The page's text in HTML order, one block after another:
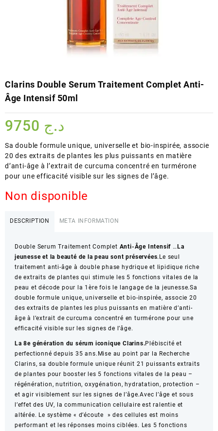
Clarins Double Serum Traitement Complet Anti-
Âge Intensif 50ml
د.ج
Sa double formule unique, universelle et bio-inspirée, associe
20 des extraits de plantes les plus puissants en matière
d’anti-âge à l’extrait de curcuma concentré en turmérone
pour une efficacité visible sur les signes de l’âge.
Non disponible
DESCRIPTION META INFORMATION
Double Serum Traitement Complet Anti-Âge Intensif … La
jeunesse et la beauté de la peau sont préservées.Le seul
traitement anti-âge à double phase hydrique et lipidique riche
de extraits de plantes qui stimule les 5 fonctions vitales de la
peau et décode pour la 1ère fois le langage de la jeunesse.Sa
double formule unique, universelle et bio-inspirée, associe 20
des extraits de plantes les plus puissants en matière d’anti-
âge à l’extrait de curcuma concentré en turmérone pour une
efficacité visible sur les signes de l’âge.
La 8e génération du sérum iconique Clarins.Plébiscité et
perfectionné depuis 35 ans.Mise au point par la Recherche
Clarins, sa double formule unique réunit 21 puissants extraits
de plantes pour booster les 5 fonctions vitales de la peau –
régénération, nutrition, oxygénation, hydratation, protection –
et agir visiblement sur les signes de l’âge.Avec l’âge et sous
l’effet des UV, la communication cellulaire est ralentie et
altérée. Le système « d’écoute » des cellules est moins
performant et les réponses moins ciblées. Les 5 fonctions